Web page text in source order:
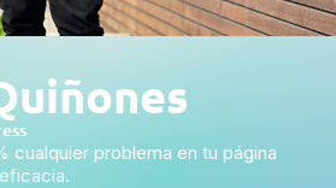
cualquier problema en tu página